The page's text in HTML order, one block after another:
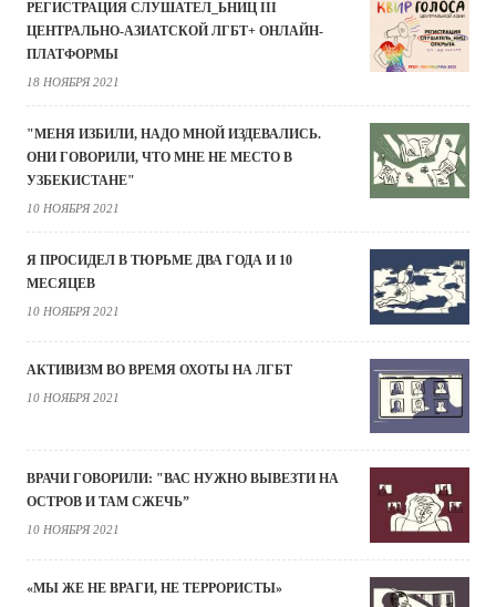
РЕГИСТРАЦИЯ СЛУШАТЕЛ_ЬНИЦ III
ЦЕНТРАЛЬНО-АЗИАТСКОЙ ЛГБТ+ ОНЛАЙН-
ПЛАТФОРМЫ
18 НОЯБРЯ 2021
"МЕНЯ ИЗБИЛИ, НАДО МНОЙ ИЗДЕВАЛИСЬ.
ОНИ ГОВОРИЛИ, ЧТО МНЕ НЕ МЕСТО В
УЗБЕКИСТАНЕ"
10 НОЯБРЯ 2021
Я ПРОСИДЕЛ В ТЮРЬМЕ ДВА ГОДА И 10
МЕСЯЦЕВ
10 НОЯБРЯ 2021
АКТИВИЗМ ВО ВРЕМЯ ОХОТЫ НА ЛГБТ
10 НОЯБРЯ 2021
ВРАЧИ ГОВОРИЛИ: "ВАС НУЖНО ВЫВЕЗТИ НА
ОСТРОВ И ТАМ СЖЕЧЬ”
10 НОЯБРЯ 2021
«МЫ ЖЕ НЕ ВРАГИ, НЕ ТЕРРОРИСТЫ»